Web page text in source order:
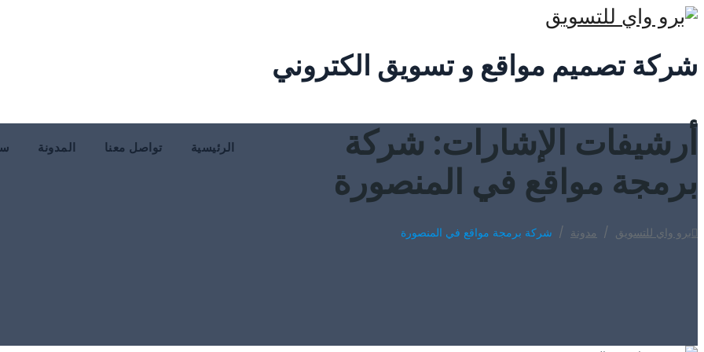
شركة تصميم مواقع و تسويق الكتروني
الرئيسية تواصل معنا المدونة أرشيفات الإشارات: شركة
برمجة مواقع في المنصورة
برو واي للتسويق / مدونة / شركة برمجة مواقع في المنصورة